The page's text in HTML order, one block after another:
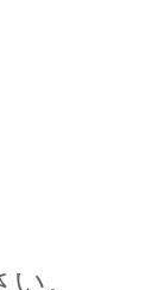
。